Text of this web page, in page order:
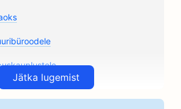
kauplustele
Jätka lugemist